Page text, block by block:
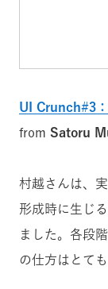
UI Crunch#3：
from Satoru
村越さんは、
形成時に生じ
ました。各段
の仕方はとて